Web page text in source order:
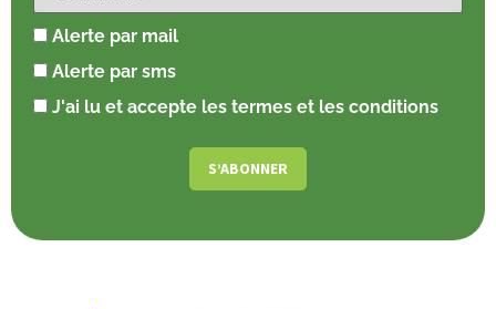
Alerte par mail
Alerte par sms
J'ai lu et accepte les termes et les conditions